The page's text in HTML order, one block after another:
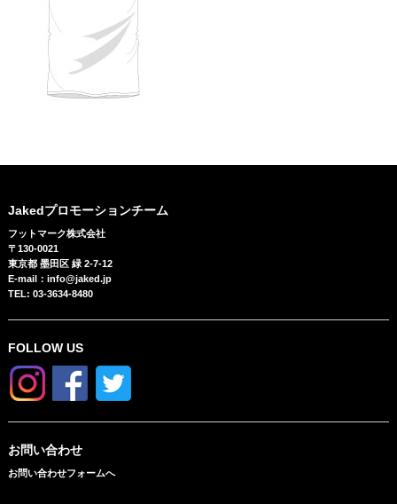
Jakedプロモーションチーム
フットマーク株式会社
〒130-0021
東京都 墨田区 緑 2-7-12
E-mail：info@jaked.jp
TEL: 03-3634-8480
FOLLOW US
お問い合わせ
お問い合わせフォームへ